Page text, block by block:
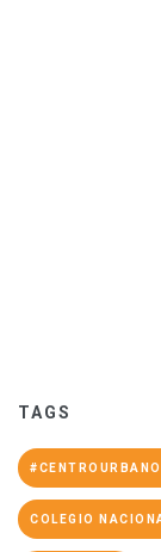
TAGS
COLEGIO